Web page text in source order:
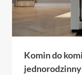
Komin do